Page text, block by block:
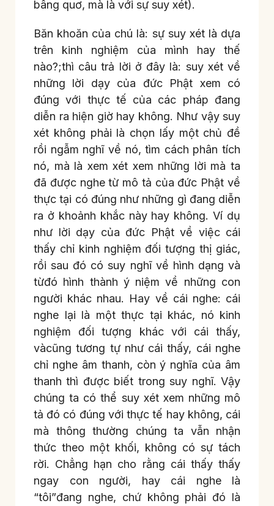
bâng quơ, mà là với sự suy xét).
Băn khoăn của chú là: sự suy xét là dựa
trên kinh nghiệm của mình hay thế
nào?;thì câu trả lời ở đây là: suy xét về
những lời dạy của đức Phật xem có
đúng với thực tế của các pháp đang
diễn ra hiện giờ hay không. Như vậy suy
xét không phải là chọn lấy một chủ đề
rồi ngẫm nghĩ về nó, tìm cách phân tích
nó, mà là xem xét xem những lời mà ta
đã được nghe từ mô tả của đức Phật về
thực tại có đúng như những gì đang diễn
ra ở khoảnh khắc này hay không. Ví dụ
như lời dạy của đức Phật về việc cái
thấy chỉ kinh nghiệm đối tượng thị giác,
rồi sau đó có suy nghĩ về hình dạng và
từđó hình thành ý niệm về những con
người khác nhau. Hay về cái nghe: cái
nghe lại là một thực tại khác, nó kinh
nghiệm đối tượng khác với cái thấy,
vàcũng tương tự như cái thấy, cái nghe
chỉ nghe âm thanh, còn ý nghĩa của âm
thanh thì được biết trong suy nghĩ. Vậy
chúng ta có thể suy xét xem những mô
tả đó có đúng với thực tế hay không, cái
mà thông thường chúng ta vẫn nhận
thức theo một khối, không có sự tách
rời. Chẳng hạn cho rằng cái thấy thấy
ngay con người, hay cái nghe là
“tôi”đang nghe, chứ không phải đó là